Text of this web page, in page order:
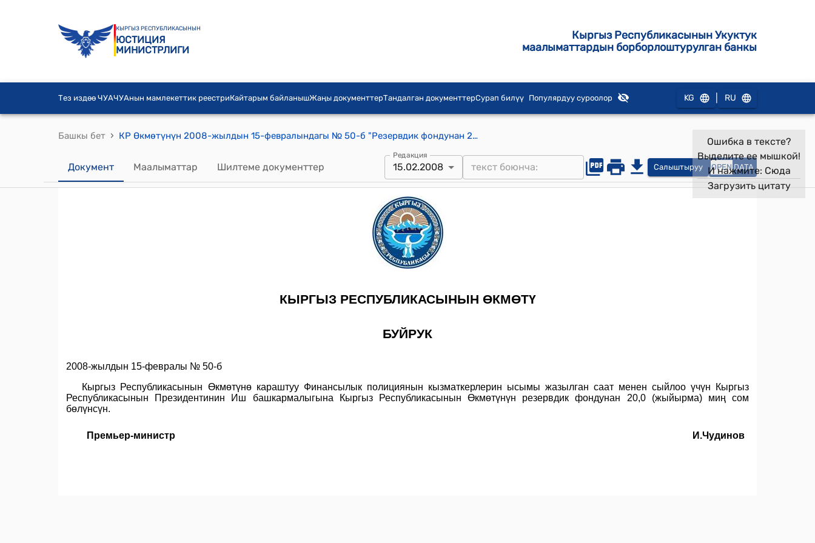
КЫРГЫЗ РЕСПУБЛИКАСЫНЫН
ЮСТИЦИЯ
МИНИСТРЛИГИ
Кыргыз Республикасынын Укуктук
маалыматтардын борборлоштурулган банкы
Тез издөө ЧУАЧУАнын мамлекеттик реестриКайтарым байланышЖаңы документтерТандалган документтерСурап билүү Популярдуу суроолор KG RU
Башкы бет › КР Өкмөтүнүн 2008-жылдын 15-февралындагы № 50-б "Резервдик фондунан 20,0 (жыйырма) миң сом бөлүнсүнүүсү жөнүндө" буйругу
Документ Маалыматтар Шилтеме документтер
Редакция
15.02.2008 Салыштыруу OPEN DATA
Ошибка в тексте?
Выделите ее мышкой!
И нажмите: Сюда
Загрузить цитату